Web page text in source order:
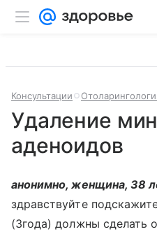
Консультации
Удаление
аденоидов
анонимно, женщина, 38
здравствуйте
(3года) должны сделать